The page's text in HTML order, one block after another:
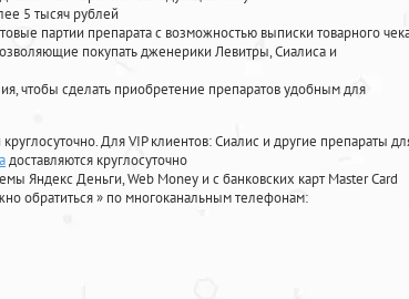
5 тысяч рублей
партии препарата с возможностью выписки товарного
покупать дженерики Левитры, Сиалиса и
чтобы сделать приобретение препаратов удобным для
Для VIP клиентов: Сиалис и другие препараты
доставляются круглосуточно
Яндекс Деньги, Web Money и с банковских карт Master Card
обратиться» по многоканальным телефонам: